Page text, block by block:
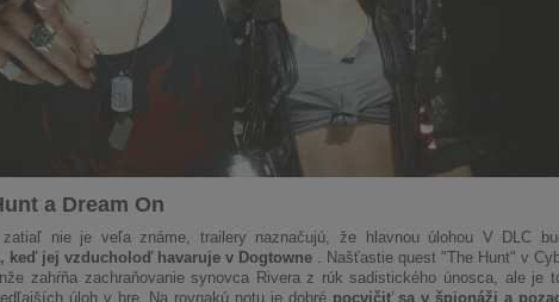
a Dream On
nie je veľa známe, trailery naznačujú, že hlavnou úlohou V DLC
keď jej vzducholoď havaruje v Dogtowne . Našťastie quest "The Hunt" v
zahŕňa zachraňovanie synovca Rivera z rúk sadistického únosca, ale je
úloh v hre. Na rovnakú notu je dobré pocvičiť sa v špionáži a